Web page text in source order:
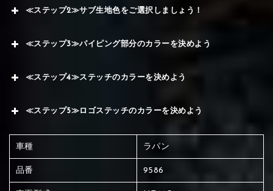
≪ステップ2≫サブ生地色をご選択しましょう！
≪ステップ3≫パイピング部分のカラーを決めよう
≪ステップ4≫ステッチのカラーを決めよう
≪ステップ5≫ロゴステッチのカラーを決めよう
車種 ラパン
品番 9586